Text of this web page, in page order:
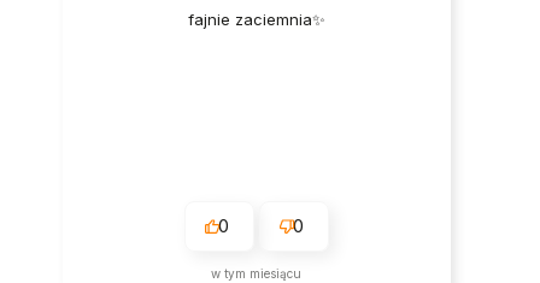
fajnie zaciemnia✨
0 0
w tym miesiącu